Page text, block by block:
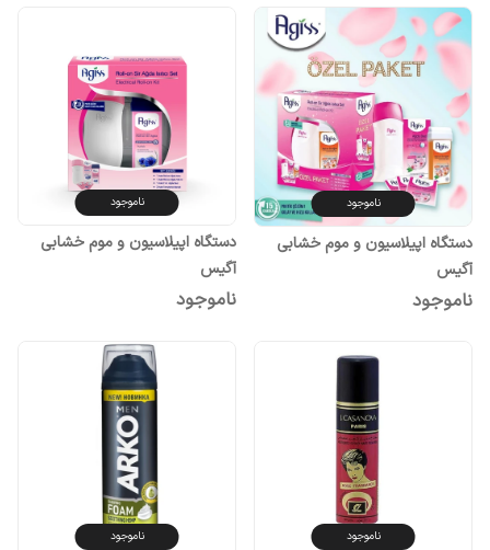
ناموجود
دستگاه اپیلاسیون و موم خشابی
آگیس
ناموجود
ناموجود
دستگاه اپیلاسیون و موم خشابی
آگیس
ناموجود
ناموجود ناموجود